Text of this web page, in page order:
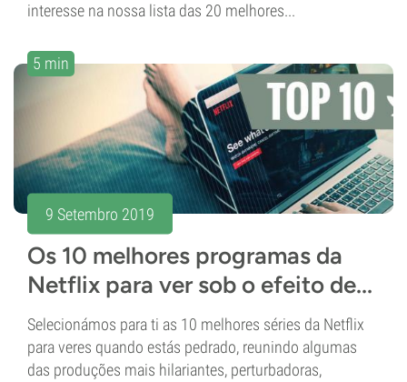
interesse na nossa lista das 20 melhores...
5 min
9 Setembro 2019
Os 10 melhores programas da
Netflix para ver sob o efeito de...
Selecionámos para ti as 10 melhores séries da Netflix
para veres quando estás pedrado, reunindo algumas
das produções mais hilariantes, perturbadoras,